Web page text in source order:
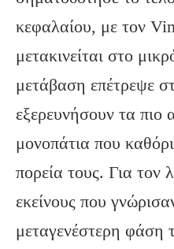
κεφαλαίου, με τον
μετακινείται στο
μετάβαση επέτρεψε
εξερευνήσουν τα πιο
μονοπάτια που
πορεία τους. Για τον
εκείνους που
μεταγενέστερη φάση